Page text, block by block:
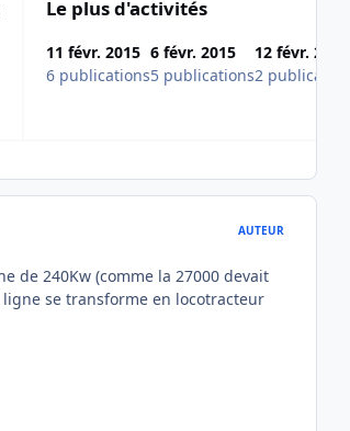
Le plus d'activités
11 févr. 2015
6 publications
6 févr. 2015
5 publications
12 févr. 2015
2 publications
AUTEUR
de 240Kw (comme la 27000 devait
se transforme en locotracteur